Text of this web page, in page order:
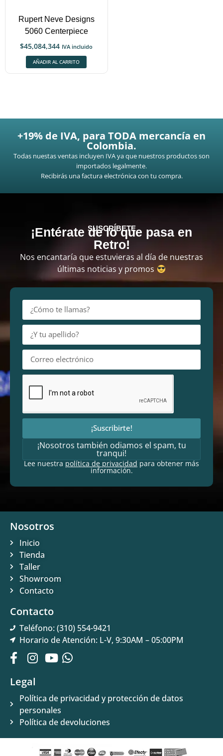
Rupert Neve Designs
5060 Centerpiece
$45,084,344 IVA incluido
AÑADIR AL CARRITO
+19% de IVA, para TODA mercancía en
Colombia.
Todas nuestas ventas incluyen IVA ya que nuestros productos son
importados legalmente.
Recibirás una factura electrónica con tu compra.
SUSCRÍBETE
¡Entérate de lo que pasa en
Retro!
Nos encantaría que estuvieras al día de nuestras
últimas noticias y promos
¡Suscribirte!
¡Nosotros también odiamos el spam, tu
tranqui!
Lee nuestrapolítica de privacidadpara obtener más
información.
Nosotros
Inicio
Tienda
Taller
Showroom
Contacto
Contacto
Teléfono: (310) 554-9421
Horario de Atención: L-V, 9:30AM – 05:00PM
Legal
Política de privacidad y protección de datos
personales
Política de devoluciones